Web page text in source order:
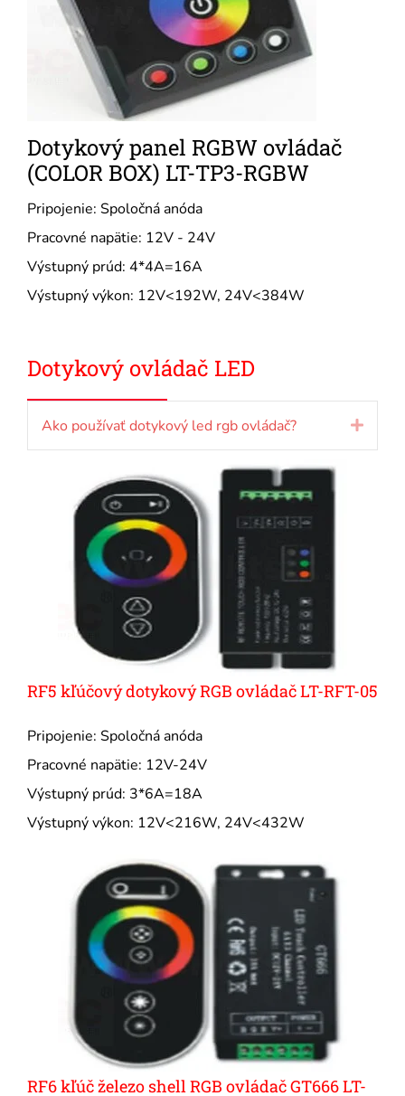
Dotykový panel RGBW ovládač
(COLOR BOX) LT-TP3-RGBW
Pripojenie: Spoločná anóda
Pracovné napätie: 12V - 24V
Výstupný prúd: 4*4A=16A
Výstupný výkon: 12V<192W, 24V<384W
Dotykový ovládač LED
Ako používať dotykový led rgb ovládač?
RF5 kľúčový dotykový RGB ovládač LT-RFT-05
Pripojenie: Spoločná anóda
Pracovné napätie: 12V-24V
Výstupný prúd: 3*6A=18A
Výstupný výkon: 12V<216W, 24V<432W
RF6 kľúč železo shell RGB ovládač GT666 LT-